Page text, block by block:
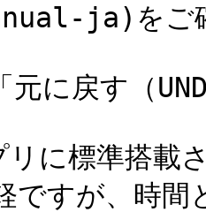
ja)をご
に戻す（
に標準搭載
ですが、時間